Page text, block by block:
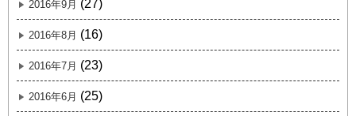
2016年9月 (27)
2016年8月 (16)
2016年7月 (23)
2016年6月 (25)